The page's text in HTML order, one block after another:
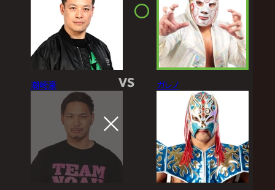
潮崎豪 VS ガレノ